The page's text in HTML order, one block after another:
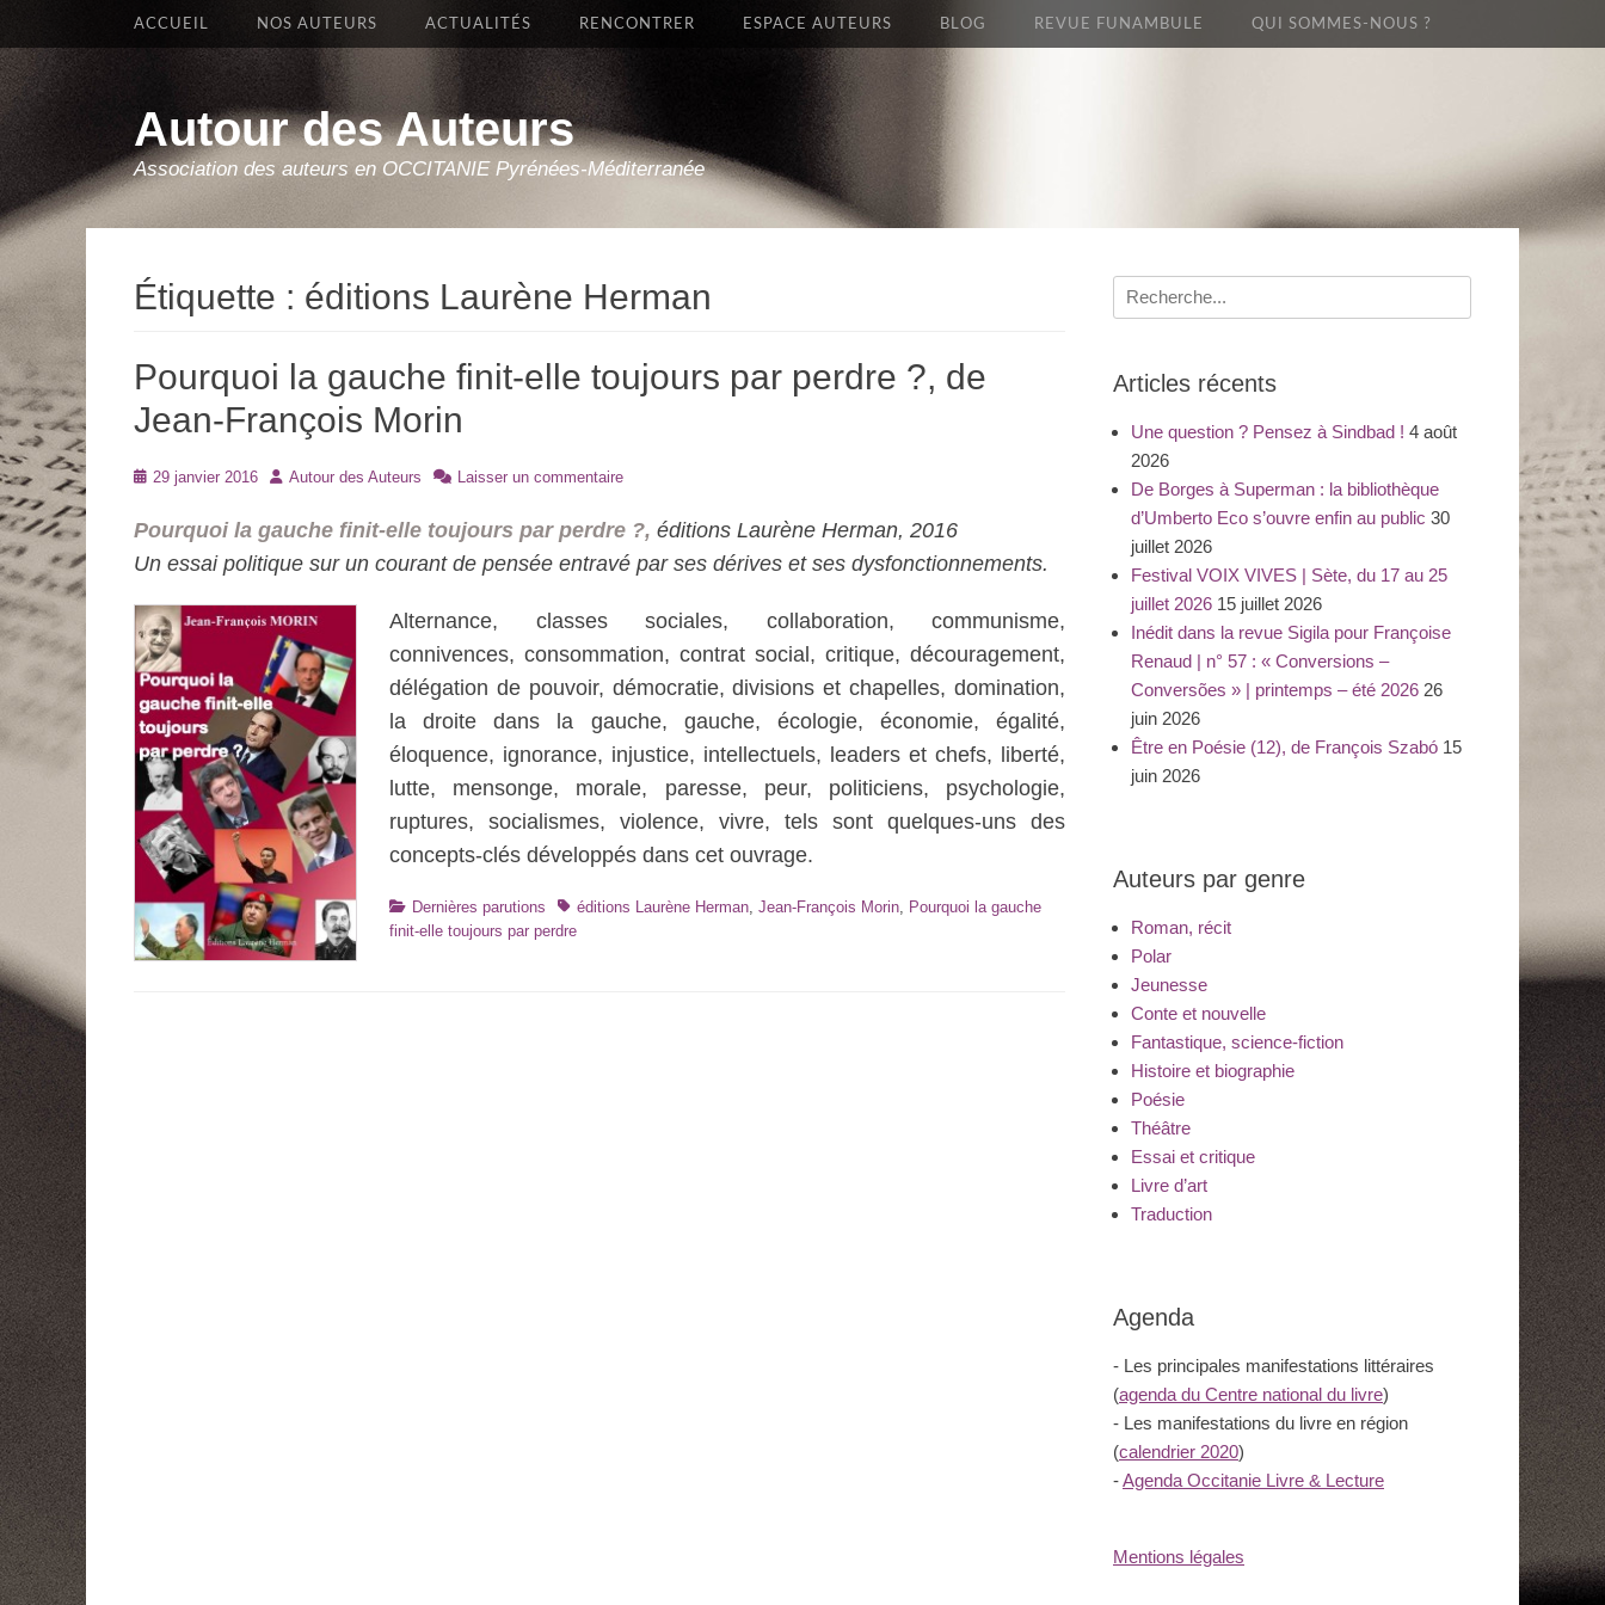
Autour des Auteurs
Association des auteurs en OCCITANIE Pyrénées-Méditerranée
Premier Menu
Aller
ACCUEIL NOS AUTEURS ACTUALITÉS RENCONTRER ESPACE AUTEURS BLOG REVUE FUNAMBULE QUI SOMMES-NOUS ?
Étiquette : éditions Laurène Herman
Pourquoi la gauche finit-elle toujours par perdre ?, de
Jean-François Morin
Posté29 janvier 2016 Auteur
Autour des Auteurs Laisser un commentaire
Pourquoi la gauche finit-elle toujours par perdre ?, éditions Laurène Herman, 2016
Un essai politique sur un courant de pensée entravé par ses dérives et ses dysfonctionnements.
Alternance, classes sociales, collaboration, communisme,
connivences, consommation, contrat social, critique, découragement,
délégation de pouvoir, démocratie, divisions et chapelles, domination,
la droite dans la gauche, gauche, écologie, économie, égalité,
éloquence, ignorance, injustice, intellectuels, leaders et chefs, liberté,
lutte, mensonge, morale, paresse, peur, politiciens, psychologie,
ruptures, socialismes, violence, vivre, tels sont quelques-uns des
concepts-clés développés dans cet ouvrage.
Catégories
Dernières parutions Tagséditions Laurène Herman, Jean-François Morin, Pourquoi la gauche
finit-elle toujours par perdre
Recherche
pour
Articles récents
Une question ? Pensez à Sindbad ! 4 août
2026
De Borges à Superman : la bibliothèque
d’Umberto Eco s’ouvre enfin au public 30
juillet 2026
Festival VOIX VIVES | Sète, du 17 au 25
juillet 2026 15 juillet 2026
Inédit dans la revue Sigila pour Françoise
Renaud | n° 57 : « Conversions –
Conversões » | printemps – été 2026 26
juin 2026
Être en Poésie (12), de François Szabó 15
juin 2026
Auteurs par genre
Roman, récit
Polar
Jeunesse
Conte et nouvelle
Fantastique, science-fiction
Histoire et biographie
Poésie
Théâtre
Essai et critique
Livre d’art
Traduction
Agenda
- Les principales manifestations littéraires
(agenda du Centre national du livre)
- Les manifestations du livre en région
(calendrier 2020)
-Agenda Occitanie Livre & Lecture
Mentions légales